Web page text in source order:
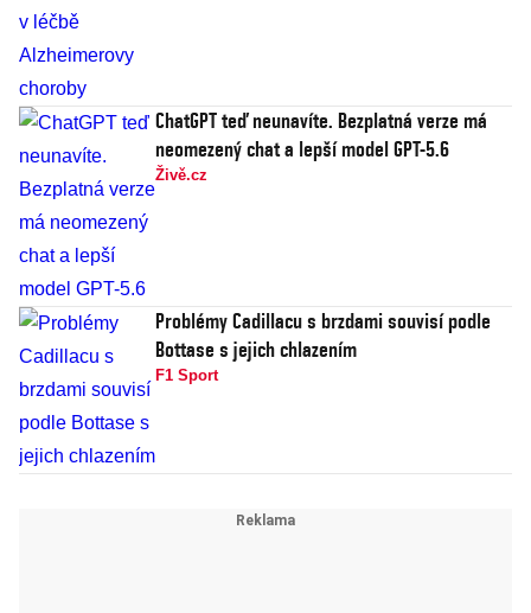
ChatGPT teď neunavíte. Bezplatná verze má
neomezený chat a lepší model GPT-5.6
Živě.cz
Problémy Cadillacu s brzdami souvisí podle
Bottase s jejich chlazením
F1 Sport